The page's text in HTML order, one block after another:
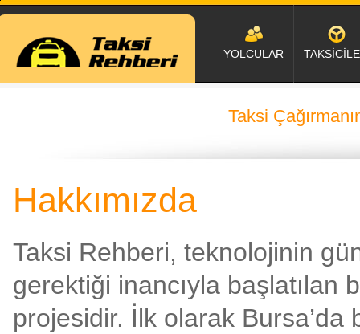
YOLCULAR
Taksi
Hakkımızda
Taksi Rehberi, teknolojinin
gerektiği inancıyla başlatılan
projesidir. İlk olarak